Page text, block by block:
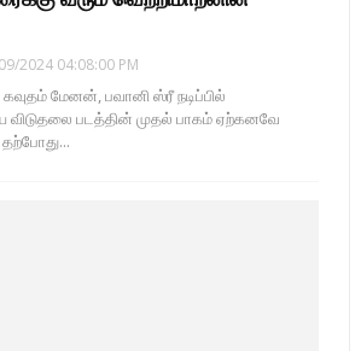
2024 04:08:00 PM
கவுதம் மேனன், பவானி ஸ்ரீ நடிப்பில்
விடுதலை படத்தின் முதல் பாகம் ஏற்கனவே